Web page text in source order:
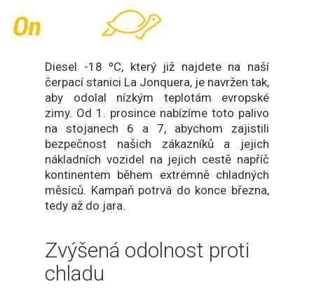
main
Diesel -18 ºC, který již najdete na naší
čerpací stanici La Jonquera, je navržen tak,
aby odolal nízkým teplotám evropské
zimy. Od 1. prosince nabízíme toto palivo
na stojanech 6 a 7, abychom zajistili
bezpečnost našich zákazníků a jejich
nákladních vozidel na jejich cestě napříč
kontinentem během extrémně chladných
měsíců. Kampaň potrvá do konce března,
tedy až do jara.
Zvýšená odolnost proti
chladu